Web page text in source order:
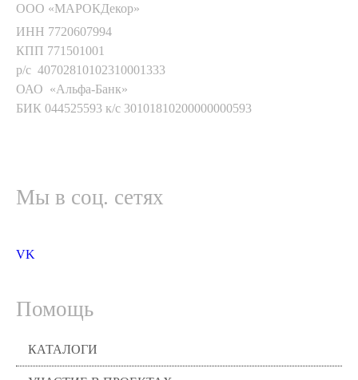
ООО «МАРОКДекор»
ИНН 7720607994
КПП 771501001
р/с 40702810102310001333
ОАО «Альфа-Банк»
БИК 044525593 к/с 30101810200000000593
Мы в соц. сетях
VK
Помощь
КАТАЛОГИ